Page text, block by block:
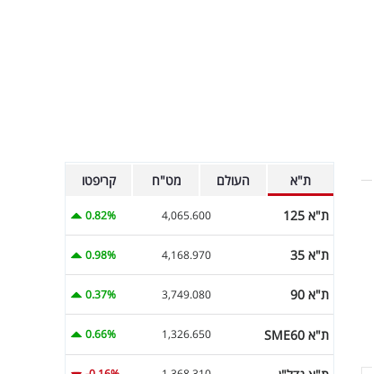
ת"א העולם מט"ח קריפטו
ת"א 125 4,065.600
0.82%
ת"א 35 4,168.970
0.98%
ת"א 90 3,749.080
0.37%
ת"א SME60 1,326.650
0.66%